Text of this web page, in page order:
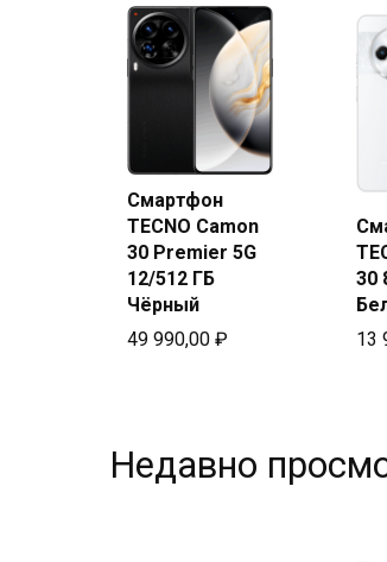
Купить
в Beeline
Смартфон
TECNO Camon
30 Premier 5G
12/512 ГБ
Чёрный
49 990,00 ₽
30
13
Недавно